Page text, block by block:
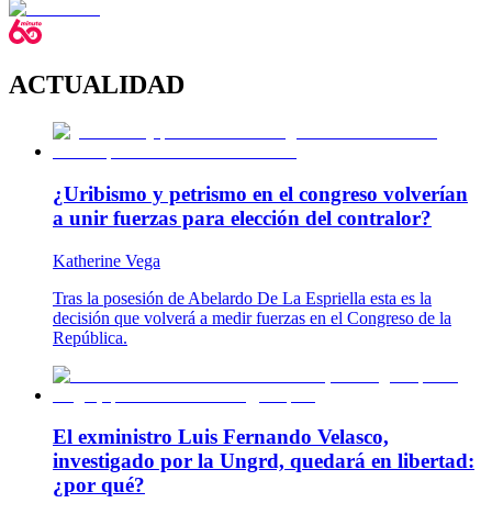
ACTUALIDAD
¿Uribismo y petrismo en el congreso volverían
a unir fuerzas para elección del contralor?
Katherine Vega
Tras la posesión de Abelardo De La Espriella esta es la
decisión que volverá a medir fuerzas en el Congreso de la
República.
El exministro Luis Fernando Velasco,
investigado por la Ungrd, quedará en libertad:
¿por qué?